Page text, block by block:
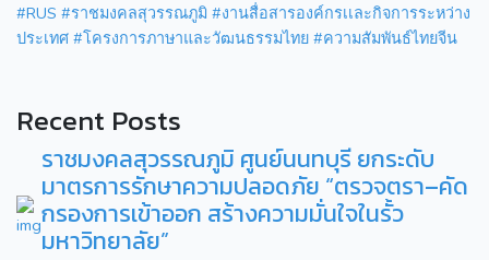
#RUS #ราชมงคลสุวรรณภูมิ #งานสื่อสารองค์กรเเละกิจการระหว่าง
ประเทศ #โครงการภาษาและวัฒนธรรมไทย #ความสัมพันธ์ไทยจีน
Recent Posts
ราชมงคลสุวรรณภูมิ ศูนย์นนทบุรี ยกระดับ
มาตรการรักษาความปลอดภัย “ตรวจตรา–คัด
กรองการเข้าออก สร้างความมั่นใจในรั้ว
มหาวิทยาลัย”